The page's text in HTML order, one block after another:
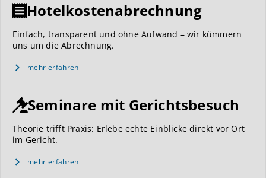
Hotelkostenabrechnung
Einfach, transparent und ohne Aufwand – wir kümmern
uns um die Abrechnung.
mehr erfahren
Seminare mit Gerichtsbesuch
Theorie trifft Praxis: Erlebe echte Einblicke direkt vor Ort
im Gericht.
mehr erfahren